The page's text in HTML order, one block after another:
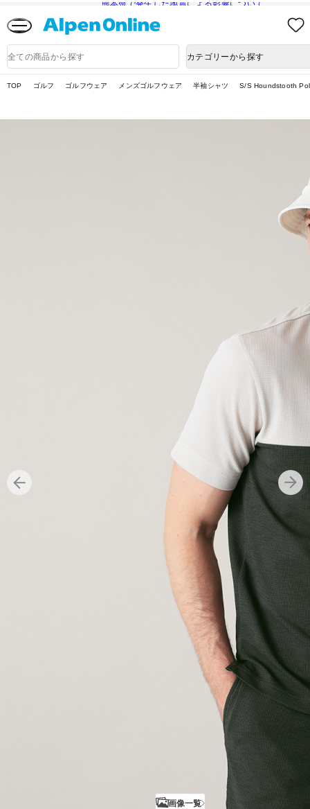
熊本県で発生した地震による影響について
品
検
カテゴリーから探す
TOP ゴルフ ゴルフウェア メンズゴルフウェア 半袖シャツ S/S Houndstooth
画像一覧